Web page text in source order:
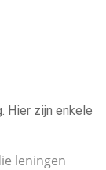
Hier zijn enkele
leningen